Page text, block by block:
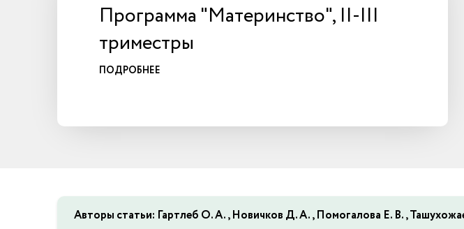
Программа "Материнство", II-III
триместры
ПОДРОБНЕЕ
Авторы статьи: Гартлеб О. А., Новичков Д. А., Помогалова Е. В.,